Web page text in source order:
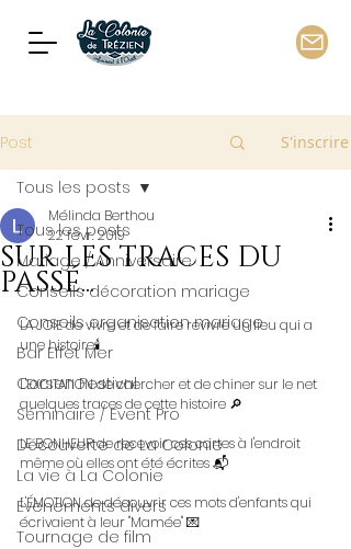
Post S'inscrire
Tous les posts
Mariage / Anniversaire
Conseils décoration mariage
Conseils organisation mariage
Bar Effet Mer
Corsen Festival
Séminaire / Event Pro
Découverte de La Colonie
La vie à La Colonie
Évènements divers
Tournage de film
Tous les posts
SUR LES TRACES DU
PASSÉ...
Mélinda Berthou
22 févr. 2019
LA JOIE de vivre et de faire revivre un lieu qui a
une histoire🕯️
L'EXCITATION de chercher et de chiner sur le net
quelques traces de cette histoire 🔎
LE BONHEUR de recevoir ces cartes à l'endroit
même où elles ont été écrites 📬
L'ÉMOTION de découvrir ces mots d'enfants qui
écrivaient à leur "Mamée" 💌